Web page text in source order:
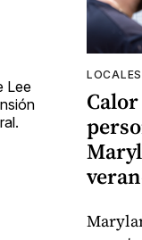
Lee
LOCALES